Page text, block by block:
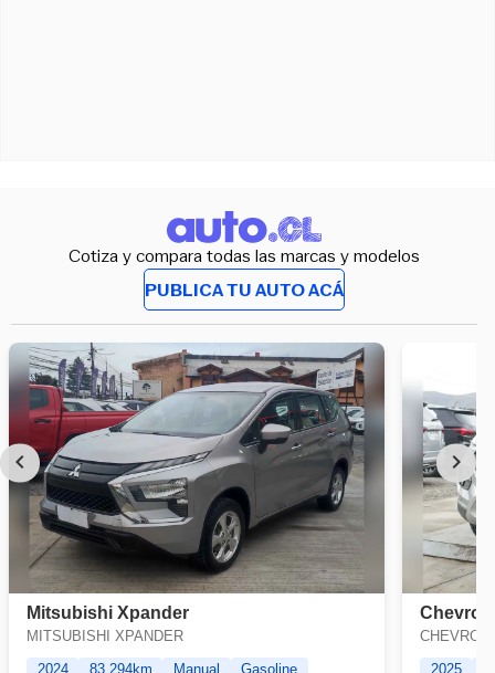
Cotiza y compara todas las marcas y modelos
PUBLICA TU AUTO ACÁ